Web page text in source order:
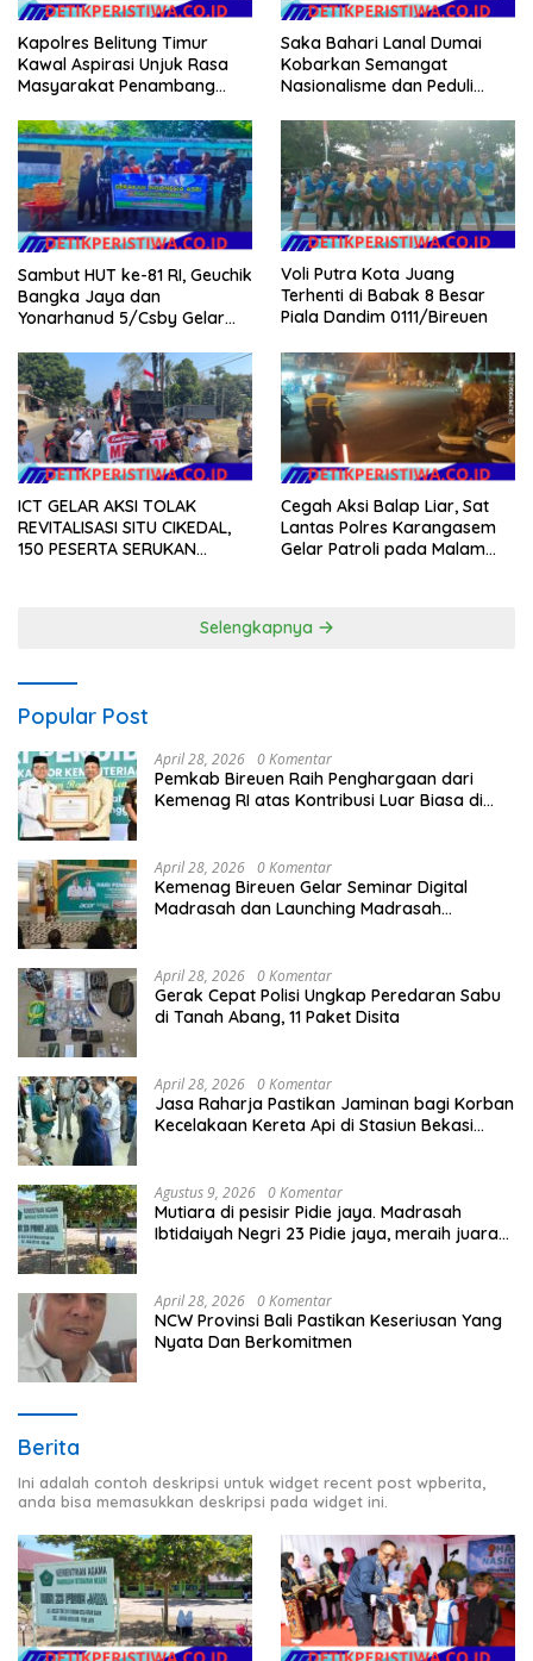
Kapolres Belitung Timur
Kawal Aspirasi Unjuk Rasa
Masyarakat Penambang
Kantor Operasional PT.Timah
Kecamatan Gantung.
Saka Bahari Lanal Dumai
Kobarkan Semangat
Nasionalisme dan Peduli
Sambut HUT ke-81 RI, Geuchik
Bangka Jaya dan
Yonarhanud 5/Csby Gelar
Gerakan Indonesia Asri
Voli Putra Kota Juang
Terhenti di Babak 8 Besar
Piala Dandim 0111/Bireuen
ICT GELAR AKSI TOLAK
REVITALISASI SITU CIKEDAL,
150 PESERTA SERUKAN
Cegah Aksi Balap Liar, Sat
Lantas Polres Karangasem
Gelar Patroli pada Malam
Selengkapnya
Popular Post
April 28, 2026 0 Komentar
Pemkab Bireuen Raih Penghargaan dari
Kemenag RI atas Kontribusi Luar Biasa di
April 28, 2026 0 Komentar
Kemenag Bireuen Gelar Seminar Digital
Madrasah dan Launching Madrasah
April 28, 2026 0 Komentar
Gerak Cepat Polisi Ungkap Peredaran Sabu
di Tanah Abang, 11 Paket Disita
April 28, 2026 0 Komentar
Jasa Raharja Pastikan Jaminan bagi Korban
Kecelakaan Kereta Api di Stasiun Bekasi
Agustus 9, 2026 0 Komentar
Mutiara di pesisir Pidie jaya. Madrasah
Ibtidaiyah Negri 23 Pidie jaya, meraih juara
April 28, 2026 0 Komentar
NCW Provinsi Bali Pastikan Keseriusan Yang
Nyata Dan Berkomitmen
Berita
Ini adalah contoh deskripsi untuk widget recent post wpberita,
anda bisa memasukkan deskripsi pada widget ini.